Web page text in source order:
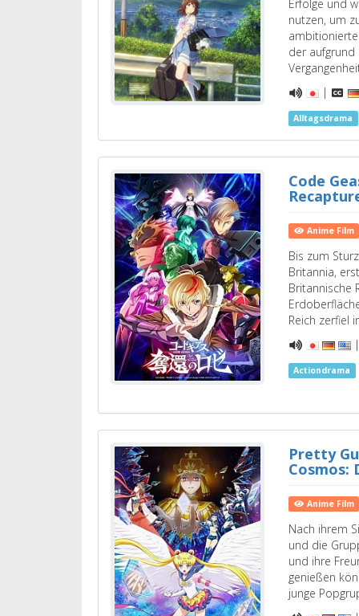
Erfolge und
nutzen, um
der aufgrund
|
Alltagsdrama
Code
Anime Film
Bis zum
Britannia,
Britannische
Reich zerfiel
Actiondrama
Pretty
Cosmos:
Anime Film
Nach ihrem
und die
und ihre
genießen
junge